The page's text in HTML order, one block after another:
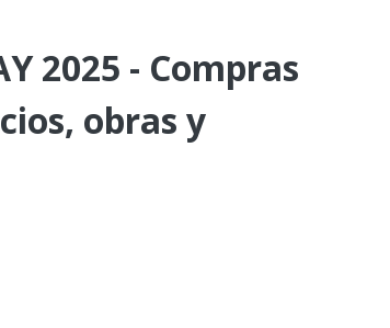
2025 - Compras
obras y